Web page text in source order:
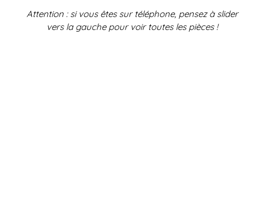
Attention : si vous êtes sur téléphone, pensez à slider
vers la gauche pour voir toutes les pièces !